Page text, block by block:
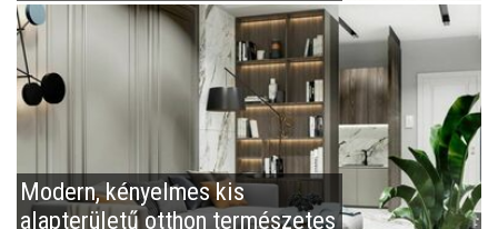
Modern, kényelmes kis
alapterületű otthon természetes